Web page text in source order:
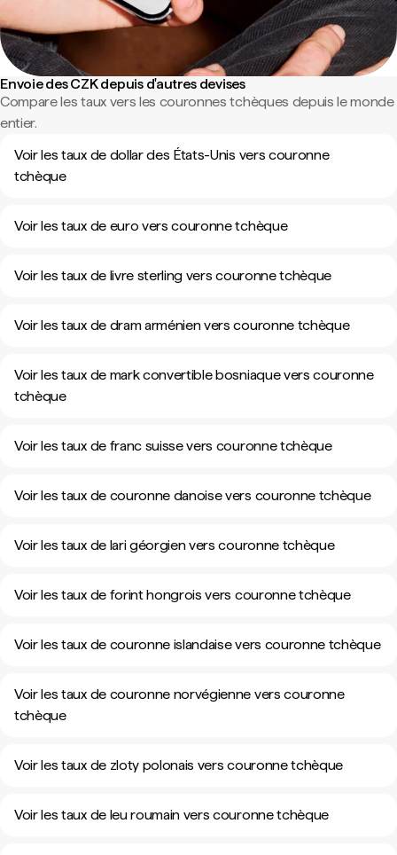
Envoie des CZK depuis d'autres devises
Compare les taux vers les couronnes tchèques depuis le monde
entier.
Voir les taux de dollar des États-Unis vers couronne
tchèque
Voir les taux de euro vers couronne tchèque
Voir les taux de livre sterling vers couronne tchèque
Voir les taux de dram arménien vers couronne tchèque
Voir les taux de mark convertible bosniaque vers couronne
tchèque
Voir les taux de franc suisse vers couronne tchèque
Voir les taux de couronne danoise vers couronne tchèque
Voir les taux de lari géorgien vers couronne tchèque
Voir les taux de forint hongrois vers couronne tchèque
Voir les taux de couronne islandaise vers couronne tchèque
Voir les taux de couronne norvégienne vers couronne
tchèque
Voir les taux de zloty polonais vers couronne tchèque
Voir les taux de leu roumain vers couronne tchèque